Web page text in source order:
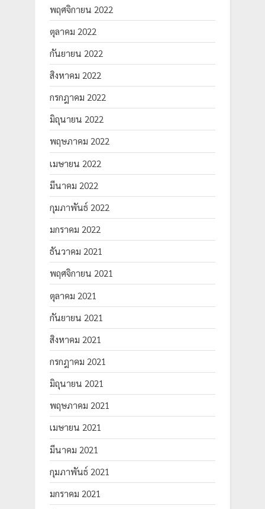
พฤศจิกายน 2022
ตุลาคม 2022
กันยายน 2022
สิงหาคม 2022
กรกฎาคม 2022
มิถุนายน 2022
พฤษภาคม 2022
เมษายน 2022
มีนาคม 2022
กุมภาพันธ์ 2022
มกราคม 2022
ธันวาคม 2021
พฤศจิกายน 2021
ตุลาคม 2021
กันยายน 2021
สิงหาคม 2021
กรกฎาคม 2021
มิถุนายน 2021
พฤษภาคม 2021
เมษายน 2021
มีนาคม 2021
กุมภาพันธ์ 2021
มกราคม 2021